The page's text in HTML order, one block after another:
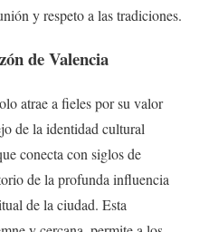
y respeto a las tradiciones.
de Valencia
atrae a fieles por su valor
de la identidad cultural
conecta con siglos de
de la profunda influencia
de la ciudad. Esta